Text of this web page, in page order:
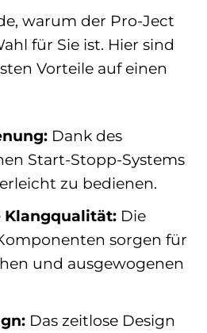
warum der Pro-Ject
für Sie ist. Hier sind
Vorteile auf einen
Dank des
Start-Stopp-Systems
zu bedienen.
Klangqualität:Die
sorgen für
und ausgewogenen
Das zeitlose Design